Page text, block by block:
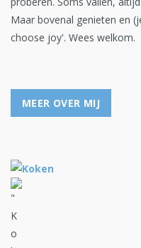
Maar bovenal genieten en
choose joy'. Wees welkom.
MEER OVER MIJ